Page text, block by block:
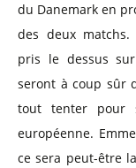
du Danemark en
des deux matchs.
pris le dessus
seront à coup sûr
tout tenter pour
européenne.​
ce sera peut-être